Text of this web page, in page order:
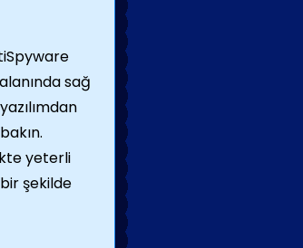
sağ
yeterli
şekilde